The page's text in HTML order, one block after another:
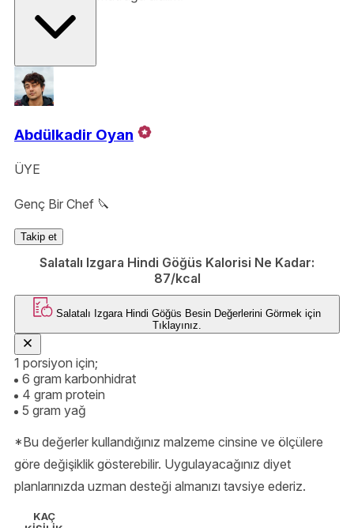
Abdülkadir Oyan
ÜYE
Genç Bir Chef 🔪
Takip et
Salatalı Izgara Hindi Göğüs Kalorisi Ne Kadar:
87/kcal
Salatalı Izgara Hindi Göğüs
Besin Değerlerini Görmek için
Tıklayınız.
1 porsiyon için;
6 gram karbonhidrat
4 gram protein
5 gram yağ
*Bu değerler kullandığınız malzeme cinsine ve ölçülere
göre değişiklik gösterebilir. Uygulayacağınız diyet
planlarınızda uzman desteği almanızı tavsiye ederiz.
KAÇ